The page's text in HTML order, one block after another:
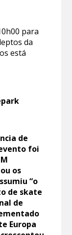
para
da
está
de
foi
os
“o
de skate
de
Europa